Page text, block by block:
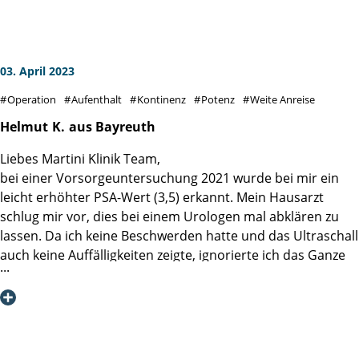
Mitarbeiter.
Martini-Klinik eine sehr gute Entscheidung war.
03. April 2023
Operation Aufenthalt Kontinenz Potenz Weite Anreise
Helmut K. aus Bayreuth
Liebes Martini Klinik Team,
bei einer Vorsorgeuntersuchung 2021 wurde bei mir ein
leicht erhöhter PSA-Wert (3,5) erkannt. Mein Hausarzt
schlug mir vor, dies bei einem Urologen mal abklären zu
lassen. Da ich keine Beschwerden hatte und das Ultraschall
auch keine Auffälligkeiten zeigte, ignorierte ich das Ganze
erst mal. Im Frühjahr 2022 suchte ich aus innerem
Unbehagen heraus (mein Vater hatte Prostatakrebs)